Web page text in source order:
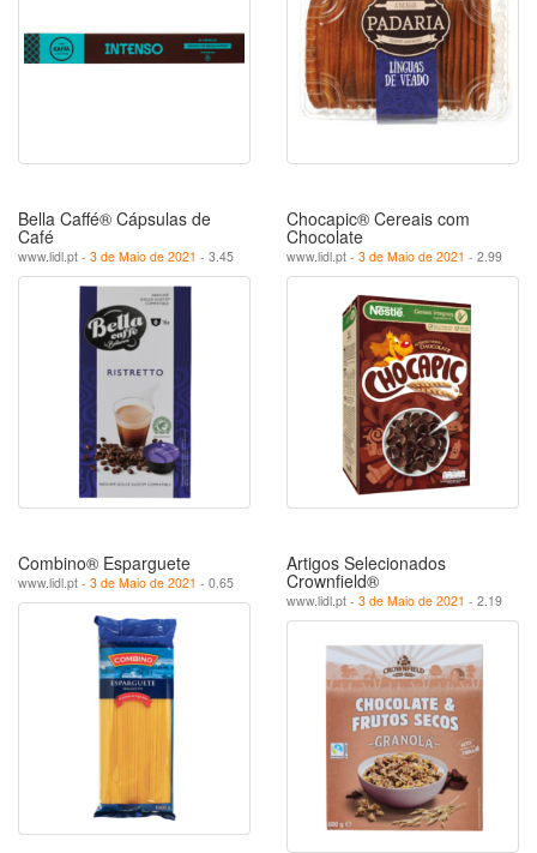
Bella Caffé® Cápsulas de
Café
www.lidl.pt - 3 de Maio de 2021 - 3.45
Chocapic® Cereais com
Chocolate
www.lidl.pt - 3 de Maio de 2021 - 2.99
Combino® Esparguete
www.lidl.pt - 3 de Maio de 2021 - 0.65
Artigos Selecionados
Crownfield®
www.lidl.pt - 3 de Maio de 2021 - 2.19